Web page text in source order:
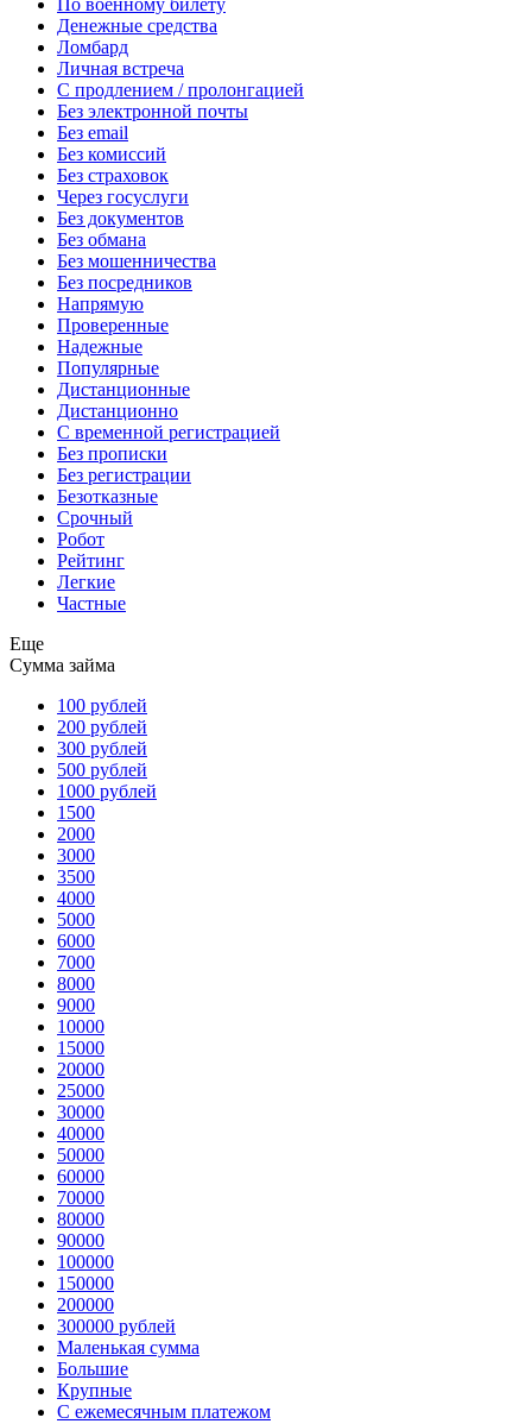
По военному билету
Денежные средства
Ломбард
Личная встреча
С продлением / пролонгацией
Без электронной почты
Без email
Без комиссий
Без страховок
Через госуслуги
Без документов
Без обмана
Без мошенничества
Без посредников
Напрямую
Проверенные
Надежные
Популярные
Дистанционные
Дистанционно
С временной регистрацией
Без прописки
Без регистрации
Безотказные
Срочный
Робот
Рейтинг
Легкие
Частные
Еще
Сумма займа
100 рублей
200 рублей
300 рублей
500 рублей
1000 рублей
1500
2000
3000
3500
4000
5000
6000
7000
8000
9000
10000
15000
20000
25000
30000
40000
50000
60000
70000
80000
90000
100000
150000
200000
300000 рублей
Маленькая сумма
Большие
Крупные
С ежемесячным платежом